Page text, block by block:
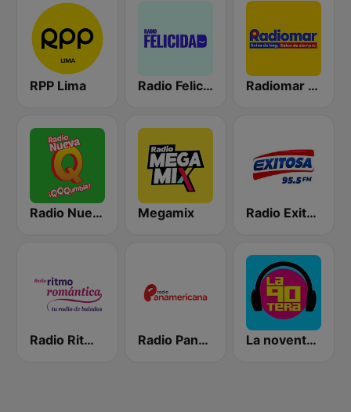
RPP Lima Radio Felicidad Radiomar 106.3 FM
Radio Nueva Q Megamix Radio Exitosa
Radio Ritmo Romántica Radio Panamericana La noventera